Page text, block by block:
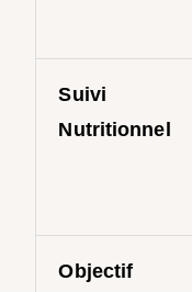
Suivi
Nutritionnel
Objectif